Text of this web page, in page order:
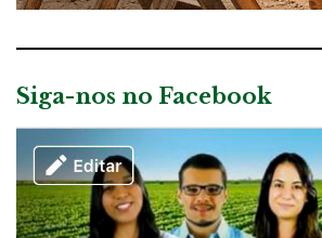
Siga-nos no Facebook